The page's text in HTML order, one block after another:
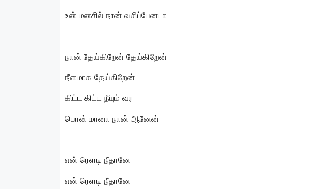
உன் மனசில் நான் வசிப்பேனடா
நான் தேய்கிறேன் தேய்கிறேன்
நீளமாக தேய்கிறேன்
கிட்ட கிட்ட நீயும் வர
பொன் மானா நான் ஆனேன்
என் ரெளடி நீதானே
என் ரெளடி நீதானே